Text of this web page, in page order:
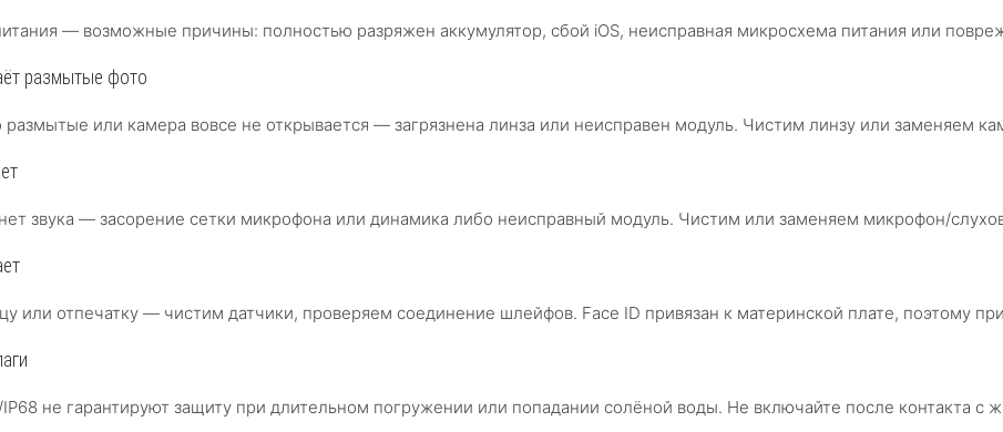
— возможные причины: полностью разряжен аккумулятор, сбой iOS, неисправная микросхема питания или
размытые фото
размытые или камера вовсе не открывается — загрязнена линза или неисправен модуль. Чистим линзу или заменяем
звука — засорение сетки микрофона или динамика либо неисправный модуль. Чистим или заменяем микрофон/
или отпечатку — чистим датчики, проверяем соединение шлейфов. Face ID привязан к материнской плате, поэтому
не гарантируют защиту при длительном погружении или попадании солёной воды. Не включайте после контакта